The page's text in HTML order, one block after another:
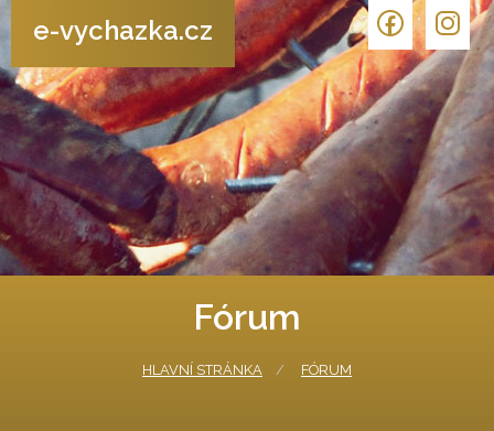
e-vychazka.cz
Fórum
HLAVNÍ STRÁNKA FÓRUM